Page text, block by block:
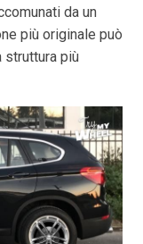
da un
più originale può
struttura più